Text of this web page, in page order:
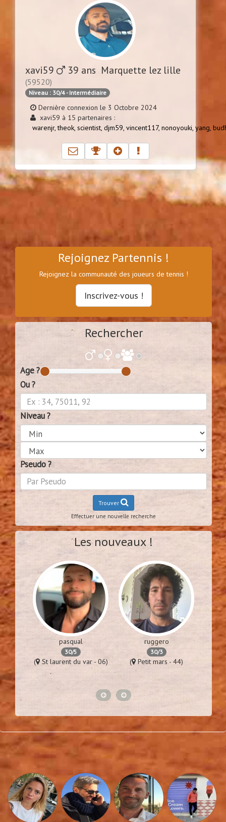
xavi59 39 ans Marquette lez lille
(59520)
Niveau : 30/4 - Intermédiaire
Dernière connexion le 3 Octobre 2024
xavi59 à 15 partenaires :
warenjr,theok, scientist, djm59, vincent117, nonoyouki, yang,
Rejoignez Partennis !
Rejoignez la communauté des joueurs de tennis !
Inscrivez-vous !
Rechercher
Age ?
Ou ?
Niveau ?
Pseudo ?
Trouver
Effectuer une nouvelle recherche
Les nouveaux !
pasqual
30/5
( St laurent du var - 06)
ruggero
30/3
( Petit mars - 44) (